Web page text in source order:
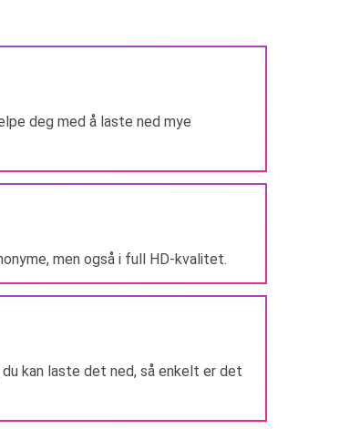
deg med å laste ned mye
men også i full HD-kvalitet.
kan laste det ned, så enkelt er det